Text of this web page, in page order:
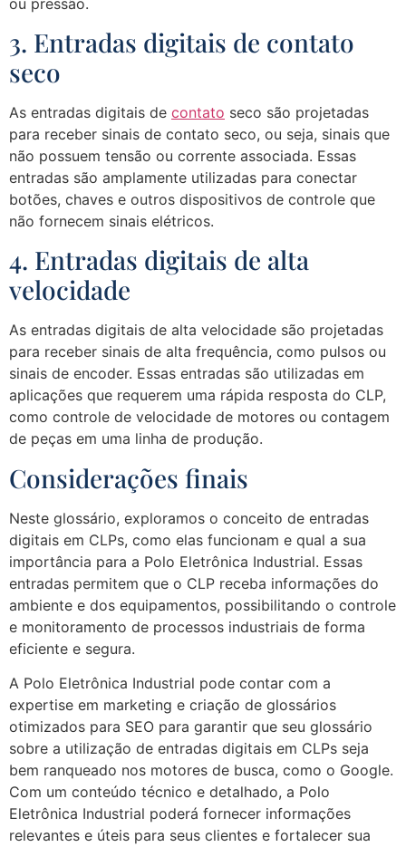
3. Entradas digitais de contato
seco
As entradas digitais de contato seco são projetadas
para receber sinais de contato seco, ou seja, sinais que
não possuem tensão ou corrente associada. Essas
entradas são amplamente utilizadas para conectar
botões, chaves e outros dispositivos de controle que
não fornecem sinais elétricos.
4. Entradas digitais de alta
velocidade
As entradas digitais de alta velocidade são projetadas
para receber sinais de alta frequência, como pulsos ou
sinais de encoder. Essas entradas são utilizadas em
aplicações que requerem uma rápida resposta do CLP,
como controle de velocidade de motores ou contagem
de peças em uma linha de produção.
Considerações finais
Neste glossário, exploramos o conceito de entradas
digitais em CLPs, como elas funcionam e qual a sua
importância para a Polo Eletrônica Industrial. Essas
entradas permitem que o CLP receba informações do
ambiente e dos equipamentos, possibilitando o controle
e monitoramento de processos industriais de forma
eficiente e segura.
A Polo Eletrônica Industrial pode contar com a
expertise em marketing e criação de glossários
otimizados para SEO para garantir que seu glossário
sobre a utilização de entradas digitais em CLPs seja
bem ranqueado nos motores de busca, como o Google.
Com um conteúdo técnico e detalhado, a Polo
Eletrônica Industrial poderá fornecer informações
relevantes e úteis para seus clientes e fortalecer sua